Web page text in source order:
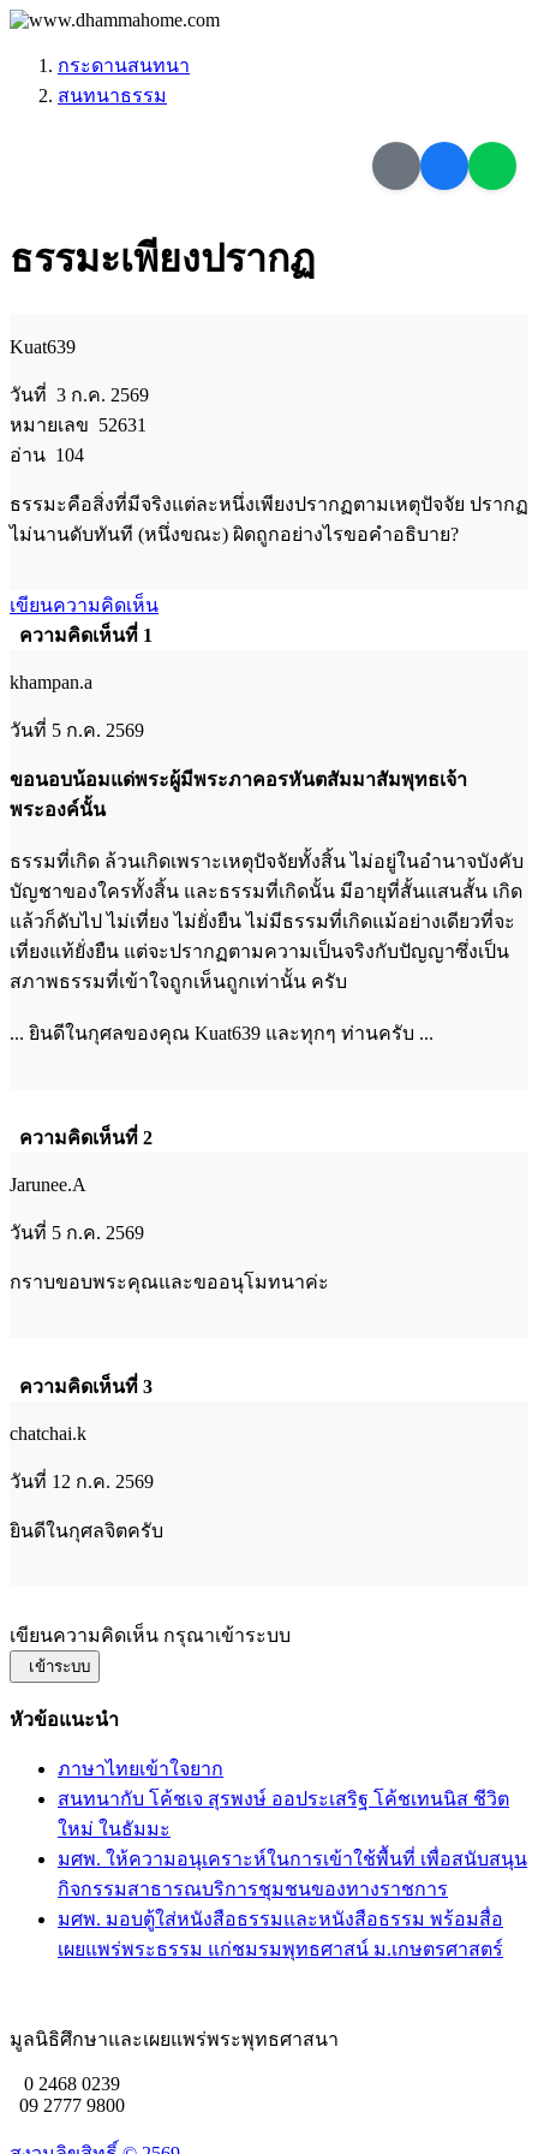
กระดานสนทนา
สนทนาธรรม
ธรรมะเพียงปรากฏ
Kuat639
วันที่ 3 ก.ค. 2569
หมายเลข 52631
อ่าน 104
ธรรมะคือสิ่งที่มีจริงแต่ละหนึ่งเพียงปรากฏตามเหตุปัจจัย ปรากฏ
ไม่นานดับทันที (หนึ่งขณะ) ผิดถูกอย่างไรขอคำอธิบาย?
เขียนความคิดเห็น
ความคิดเห็นที่ 1
khampan.a
วันที่ 5 ก.ค. 2569
ขอนอบน้อมแด่พระผู้มีพระภาคอรหันตสัมมาสัมพุทธเจ้า
พระองค์นั้น
ธรรมที่เกิด ล้วนเกิดเพราะเหตุปัจจัยทั้งสิ้น ไม่อยู่ในอำนาจบังคับ
บัญชาของใครทั้งสิ้น และธรรมที่เกิดนั้น มีอายุที่สั้นแสนสั้น เกิด
แล้วก็ดับไป ไม่เที่ยง ไม่ยั่งยืน ไม่มีธรรมที่เกิดแม้อย่างเดียวที่จะ
เที่ยงแท้ยั่งยืน แต่จะปรากฏตามความเป็นจริงกับปัญญาซึ่งเป็น
สภาพธรรมที่เข้าใจถูกเห็นถูกเท่านั้น ครับ
... ยินดีในกุศลของคุณ Kuat639 และทุกๆ ท่านครับ ...
ความคิดเห็นที่ 2
Jarunee.A
วันที่ 5 ก.ค. 2569
กราบขอบพระคุณและขออนุโมทนาค่ะ
ความคิดเห็นที่ 3
chatchai.k
วันที่ 12 ก.ค. 2569
ยินดีในกุศลจิตครับ
เขียนความคิดเห็น กรุณาเข้าระบบ
เข้าระบบ
หัวข้อแนะนำ
ภาษาไทยเข้าใจยาก
สนทนากับ โค้ชเจ สุรพงษ์ ออประเสริฐ โค้ชเทนนิส ชีวิต
ใหม่ ในธัมมะ
มศพ. ให้ความอนุเคราะห์ในการเข้าใช้พื้นที่ เพื่อสนับสนุน
กิจกรรมสาธารณบริการชุมชนของทางราชการ
มศพ. มอบตู้ใส่หนังสือธรรมและหนังสือธรรม พร้อมสื่อ
เผยแพร่พระธรรม แก่ชมรมพุทธศาสน์ ม.เกษตรศาสตร์
มูลนิธิศึกษาและเผยแพร่พระพุทธศาสนา
0 2468 0239
09 2777 9800